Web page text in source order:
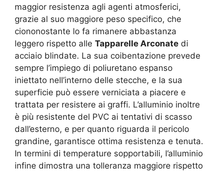
maggior resistenza agli agenti atmosferici,
grazie al suo maggiore peso specifico, che
ciononostante lo fa rimanere abbastanza
leggero rispetto alle Tapparelle Arconate di
acciaio blindate. La sua coibentazione prevede
sempre l’impiego di poliuretano espanso
iniettato nell’interno delle stecche, e la sua
superficie può essere verniciata a piacere e
trattata per resistere ai graffi. L’alluminio inoltre
è più resistente del PVC ai tentativi di scasso
dall’esterno, e per quanto riguarda il pericolo
grandine, garantisce ottima resistenza e tenuta.
In termini di temperature sopportabili, l’alluminio
infine dimostra una tolleranza maggiore rispetto